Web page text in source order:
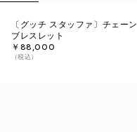
〔グッチ スタッファ〕チェーン
ブレスレット
￥88,000
（税込）